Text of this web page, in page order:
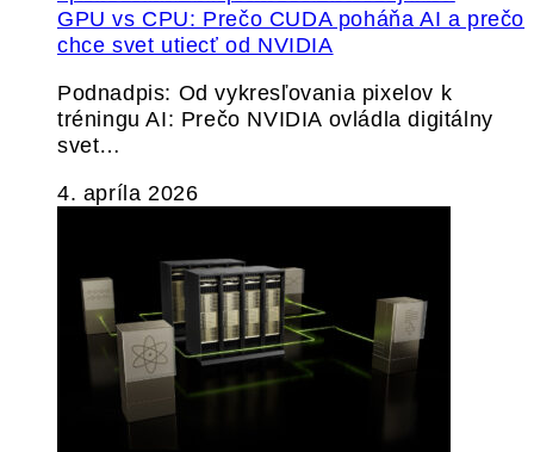
GPU vs CPU: Prečo CUDA poháňa AI a prečo
chce svet utiecť od NVIDIA
Podnadpis: Od vykresľovania pixelov k
tréningu AI: Prečo NVIDIA ovládla digitálny
svet…
4. apríla 2026